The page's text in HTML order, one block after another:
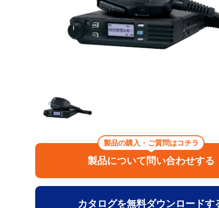
製品の購入・ご質問はコチラ
製品について問い合わせする
カタログを無料ダウンロードす